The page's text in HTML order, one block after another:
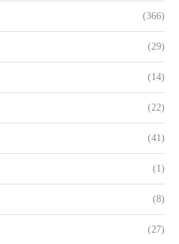
(366)
(29)
(14)
(22)
(41)
(1)
(8)
(27)